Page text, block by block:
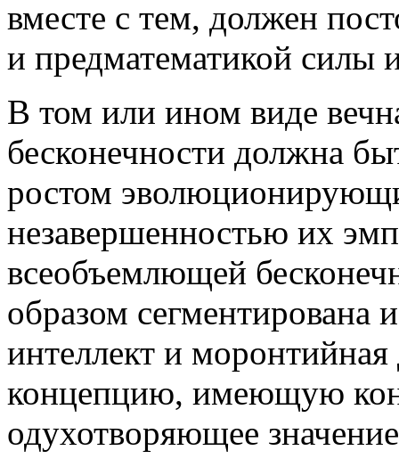
вместе с тем, должен
и предматематикой силы
В том или ином виде
бесконечности должна
ростом
незавершенностью их
всеобъемлющей
образом сегментирована
интеллект и
концепцию, имеющую
одухотворяющее